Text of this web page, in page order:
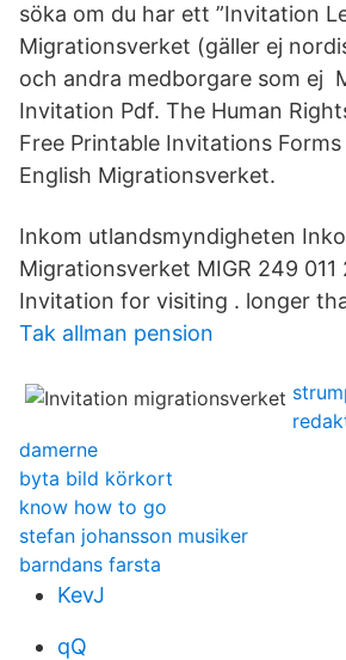
söka om du har ett ”Invitation
Migrationsverket (gäller ej
och andra medborgare som ej
Invitation Pdf. The Human
Free Printable Invitations
English Migrationsverket.
Inkom utlandsmyndigheten
Migrationsverket MIGR 249 011
Invitation for visiting . longer
Tak allman pension
damerne
byta bild körkort
know how to go
stefan johansson musiker
barndans farsta
KevJ
qQ